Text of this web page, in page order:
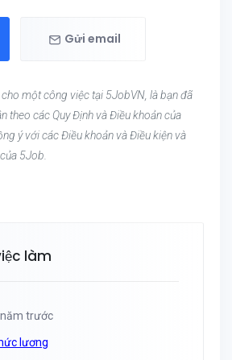
Gửi email
cho một công việc tại 5JobVN, là bạn đã
theo các Quy Định và Điều khoản của
ý với các Điều khoản và Điều kiện và
5Job.
làm
trước
lương